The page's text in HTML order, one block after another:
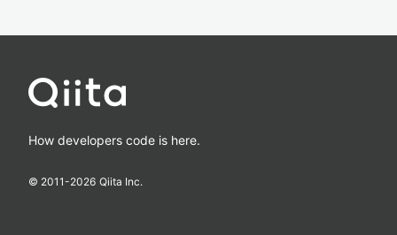
How developers code is here.
© 2011-2026 Qiita Inc.